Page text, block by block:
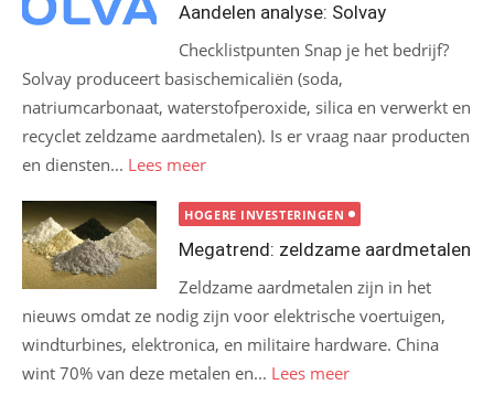
Aandelen analyse: Solvay
Checklistpunten Snap je het bedrijf?
Solvay produceert basischemicaliën (soda,
natriumcarbonaat, waterstofperoxide, silica en verwerkt en
recyclet zeldzame aardmetalen). Is er vraag naar producten
en diensten... Lees meer
HOGERE INVESTERINGEN
Megatrend: zeldzame aardmetalen
Zeldzame aardmetalen zijn in het
nieuws omdat ze nodig zijn voor elektrische voertuigen,
windturbines, elektronica, en militaire hardware. China
wint 70% van deze metalen en... Lees meer